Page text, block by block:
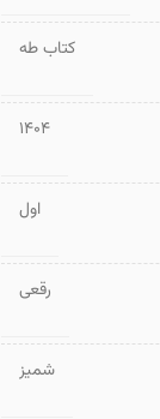
کتاب طه
1404
اول
رقعی
شمیز